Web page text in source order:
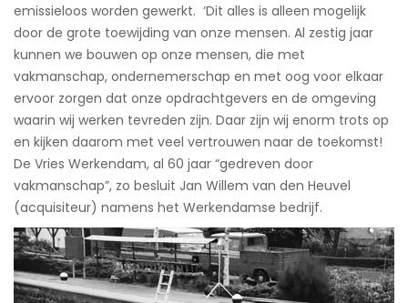
emissieloos worden gewerkt. ‘Dit alles is alleen mogelijk
door de grote toewijding van onze mensen. Al zestig jaar
kunnen we bouwen op onze mensen, die met
vakmanschap, ondernemerschap en met oog voor elkaar
ervoor zorgen dat onze opdrachtgevers en de omgeving
waarin wij werken tevreden zijn. Daar zijn wij enorm trots op
en kijken daarom met veel vertrouwen naar de toekomst!
De Vries Werkendam, al 60 jaar “gedreven door
vakmanschap”, zo besluit Jan Willem van den Heuvel
(acquisiteur) namens het Werkendamse bedrijf.